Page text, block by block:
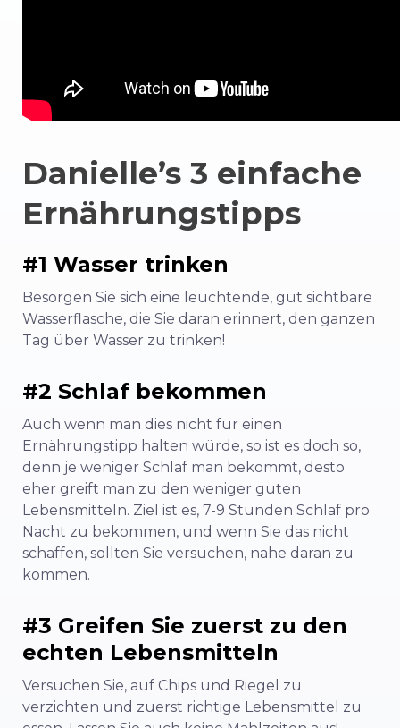
Danielle’s 3 einfache
Ernährungstipps
#1 Wasser trinken
Besorgen Sie sich eine leuchtende, gut sichtbare
Wasserflasche, die Sie daran erinnert, den ganzen
Tag über Wasser zu trinken!
#2 Schlaf bekommen
Auch wenn man dies nicht für einen
Ernährungstipp halten würde, so ist es doch so,
denn je weniger Schlaf man bekommt, desto
eher greift man zu den weniger guten
Lebensmitteln. Ziel ist es, 7-9 Stunden Schlaf pro
Nacht zu bekommen, und wenn Sie das nicht
schaffen, sollten Sie versuchen, nahe daran zu
kommen.
#3 Greifen Sie zuerst zu den
echten Lebensmitteln
Versuchen Sie, auf Chips und Riegel zu
verzichten und zuerst richtige Lebensmittel zu